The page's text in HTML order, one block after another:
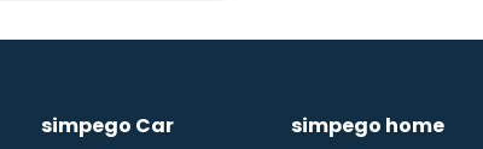
simpego Car simpego home